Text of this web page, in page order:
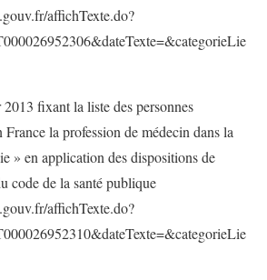
affichTexte.do?
fixant la liste des personnes
France la profession de médecin dans la
» en application des dispositions de
code de la santé publique
affichTexte.do?